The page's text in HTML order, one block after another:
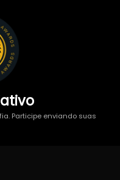
Participe enviando suas